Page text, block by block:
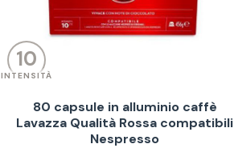
10
INTENSITÀ
80 capsule in alluminio caffè
Lavazza Qualità Rossa compatibili
Nespresso